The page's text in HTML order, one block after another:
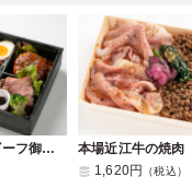
自家製ローストビーフ御膳(自家製ハンバーグ)
1,620円 （税込）